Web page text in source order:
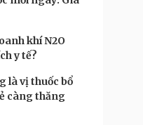
khí N2O
y tế?
là vị thuốc bổ
càng thăng